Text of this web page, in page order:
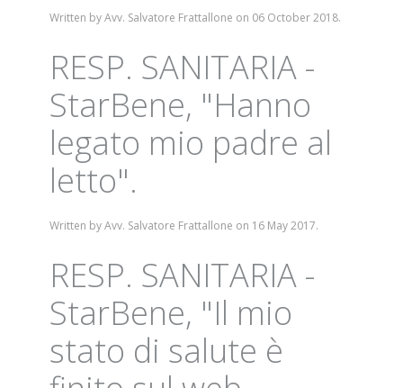
Written by Avv. Salvatore Frattallone on 06 October 2018.
RESP. SANITARIA -
StarBene, "Hanno
legato mio padre al
letto".
Written by Avv. Salvatore Frattallone on 16 May 2017.
RESP. SANITARIA -
StarBene, "Il mio
stato di salute è